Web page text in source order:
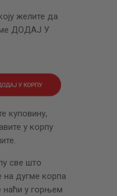
желите да
ДОДАЈ У
куповину,
у корпу
све што
на дугме корпа
наћи у горњем